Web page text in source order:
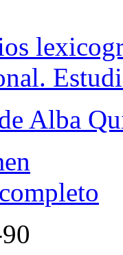
Alba